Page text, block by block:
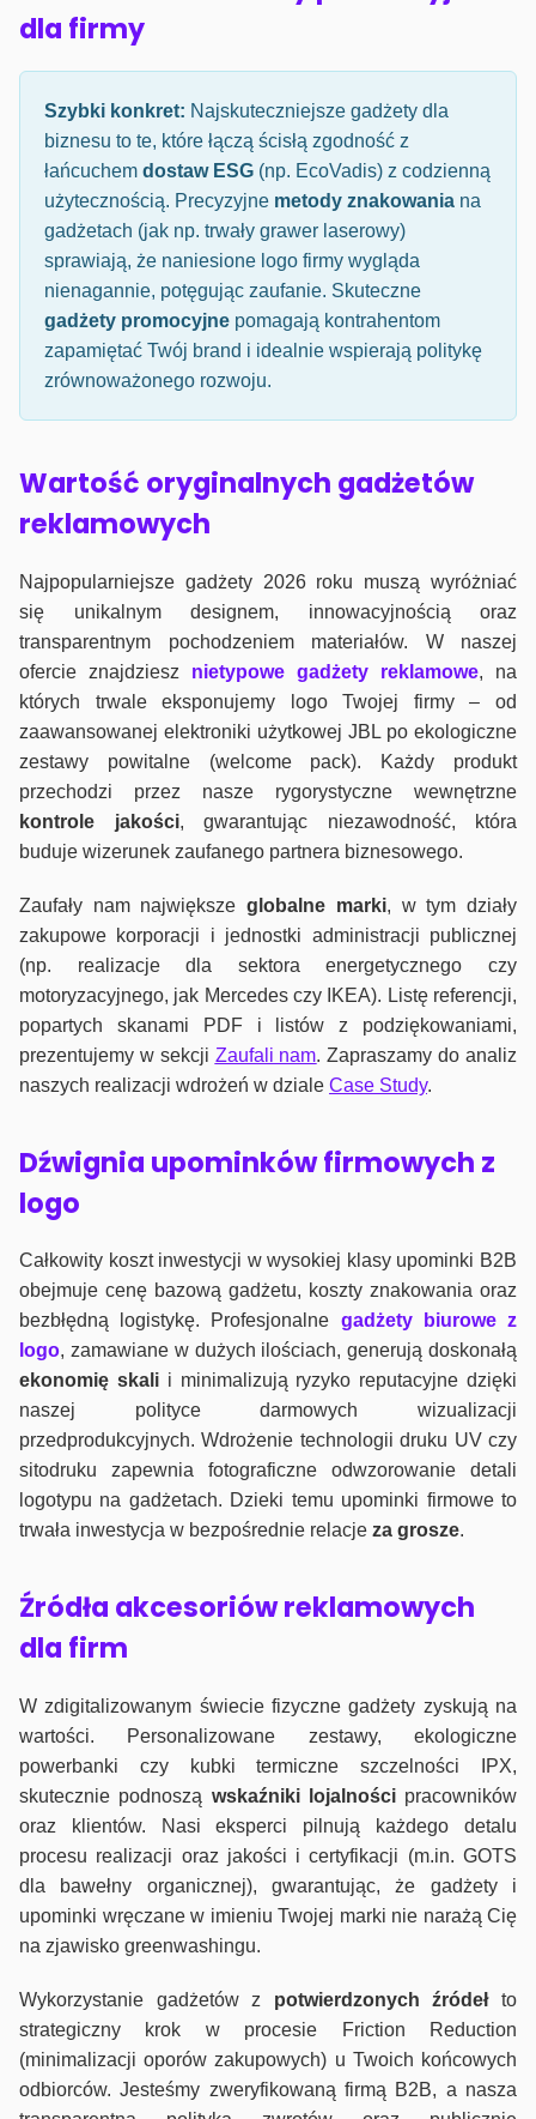
dla firmy
Szybki konkret: Najskuteczniejsze gadżety dla
biznesu to te, które łączą ścisłą zgodność z
łańcuchem dostaw ESG (np. EcoVadis) z codzienną
użytecznością. Precyzyjne metody znakowania na
gadżetach (jak np. trwały grawer laserowy)
sprawiają, że naniesione logo firmy wygląda
nienagannie, potęgując zaufanie. Skuteczne
gadżety promocyjne pomagają kontrahentom
zapamiętać Twój brand i idealnie wspierają politykę
zrównoważonego rozwoju.
Wartość oryginalnych gadżetów
reklamowych
Najpopularniejsze gadżety 2026 roku muszą wyróżniać
się unikalnym designem, innowacyjnością oraz
transparentnym pochodzeniem materiałów. W naszej
ofercie znajdziesz nietypowe gadżety reklamowe, na
których trwale eksponujemy logo Twojej firmy – od
zaawansowanej elektroniki użytkowej JBL po ekologiczne
zestawy powitalne (welcome pack). Każdy produkt
przechodzi przez nasze rygorystyczne wewnętrzne
kontrole jakości, gwarantując niezawodność, która
buduje wizerunek zaufanego partnera biznesowego.
Zaufały nam największeglobalne marki, w tym działy
zakupowe korporacji i jednostki administracji publicznej
(np. realizacje dla sektora energetycznego czy
motoryzacyjnego, jak Mercedes czy IKEA). Listę referencji,
popartych skanami PDF i listów z podziękowaniami,
prezentujemy w sekcji Zaufali nam. Zapraszamy do analiz
naszych realizacji wdrożeń w dziale Case Study.
Dźwignia upominków firmowych z
logo
Całkowity koszt inwestycji w wysokiej klasy upominki B2B
obejmuje cenę bazową gadżetu, koszty znakowania oraz
bezbłędną logistykę. Profesjonalne gadżety biurowe z
logo, zamawiane w dużych ilościach, generują doskonałą
ekonomię skalii minimalizują ryzyko reputacyjne dzięki
naszej polityce darmowych wizualizacji
przedprodukcyjnych. Wdrożenie technologii druku UV czy
sitodruku zapewnia fotograficzne odwzorowanie detali
logotypu na gadżetach. Dzieki temu upominki firmowe to
trwała inwestycja w bezpośrednie relacje za grosze.
Źródła akcesoriów reklamowych
dla firm
W zdigitalizowanym świecie fizyczne gadżety zyskują na
wartości. Personalizowane zestawy, ekologiczne
powerbanki czy kubki termiczne szczelności IPX,
skutecznie podnoszą wskaźniki lojalnościpracowników
oraz klientów. Nasi eksperci pilnują każdego detalu
procesu realizacji oraz jakości i certyfikacji (m.in. GOTS
dla bawełny organicznej), gwarantując, że gadżety i
upominki wręczane w imieniu Twojej marki nie narażą Cię
na zjawisko greenwashingu.
Wykorzystanie gadżetów z potwierdzonych źródełto
strategiczny krok w procesie Friction Reduction
(minimalizacji oporów zakupowych) u Twoich końcowych
odbiorców. Jesteśmy zweryfikowaną firmą B2B, a nasza